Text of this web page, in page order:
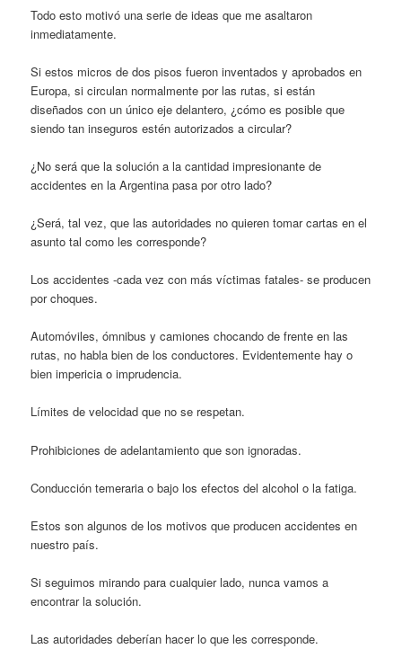
Todo esto motivó una serie de ideas que me asaltaron
inmediatamente.
Si estos micros de dos pisos fueron inventados y aprobados en
Europa, si circulan normalmente por las rutas, si están
diseñados con un único eje delantero, ¿cómo es posible que
siendo tan inseguros estén autorizados a circular?
¿No será que la solución a la cantidad impresionante de
accidentes en la Argentina pasa por otro lado?
¿Será, tal vez, que las autoridades no quieren tomar cartas en el
asunto tal como les corresponde?
Los accidentes -cada vez con más víctimas fatales- se producen
por choques.
Automóviles, ómnibus y camiones chocando de frente en las
rutas, no habla bien de los conductores. Evidentemente hay o
bien impericia o imprudencia.
Límites de velocidad que no se respetan.
Prohibiciones de adelantamiento que son ignoradas.
Conducción temeraria o bajo los efectos del alcohol o la fatiga.
Estos son algunos de los motivos que producen accidentes en
nuestro país.
Si seguimos mirando para cualquier lado, nunca vamos a
encontrar la solución.
Las autoridades deberían hacer lo que les corresponde.